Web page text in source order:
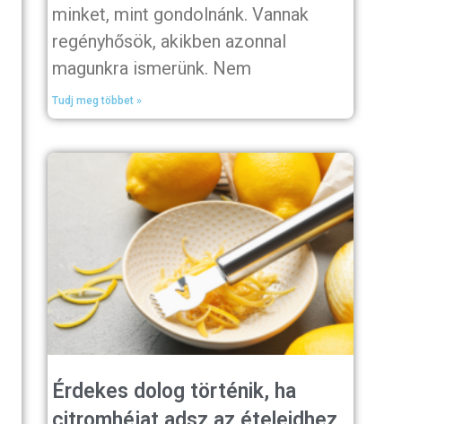
minket, mint gondolnánk. Vannak
regényhősök, akikben azonnal
magunkra ismerünk. Nem
Tudj meg többet »
Érdekes dolog történik, ha